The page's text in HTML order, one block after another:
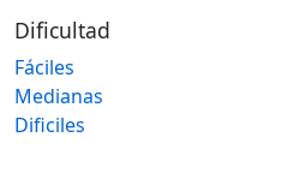
Dificultad
Fáciles
Medianas
Dificiles